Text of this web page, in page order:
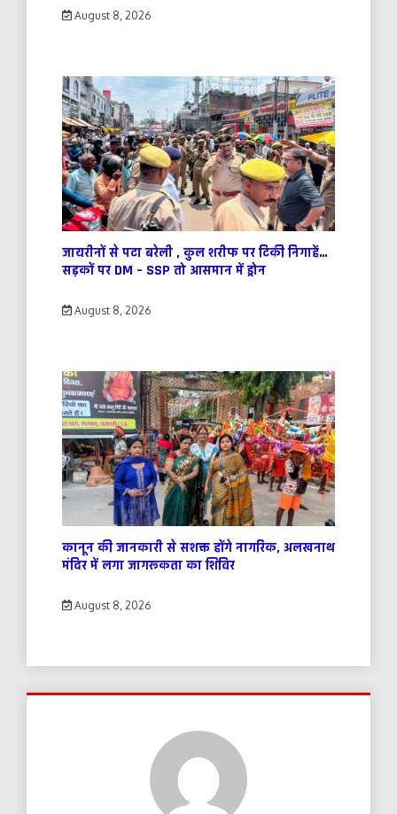
August 8, 2026
जायरीनों से पटा बरेली , कुल शरीफ पर टिकी निगाहें…
सड़कों पर DM – SSP तो आसमान में ड्रोन
August 8, 2026
कानून की जानकारी से सशक्त होंगे नागरिक, अलखनाथ
मंदिर में लगा जागरूकता का शिविर
August 8, 2026